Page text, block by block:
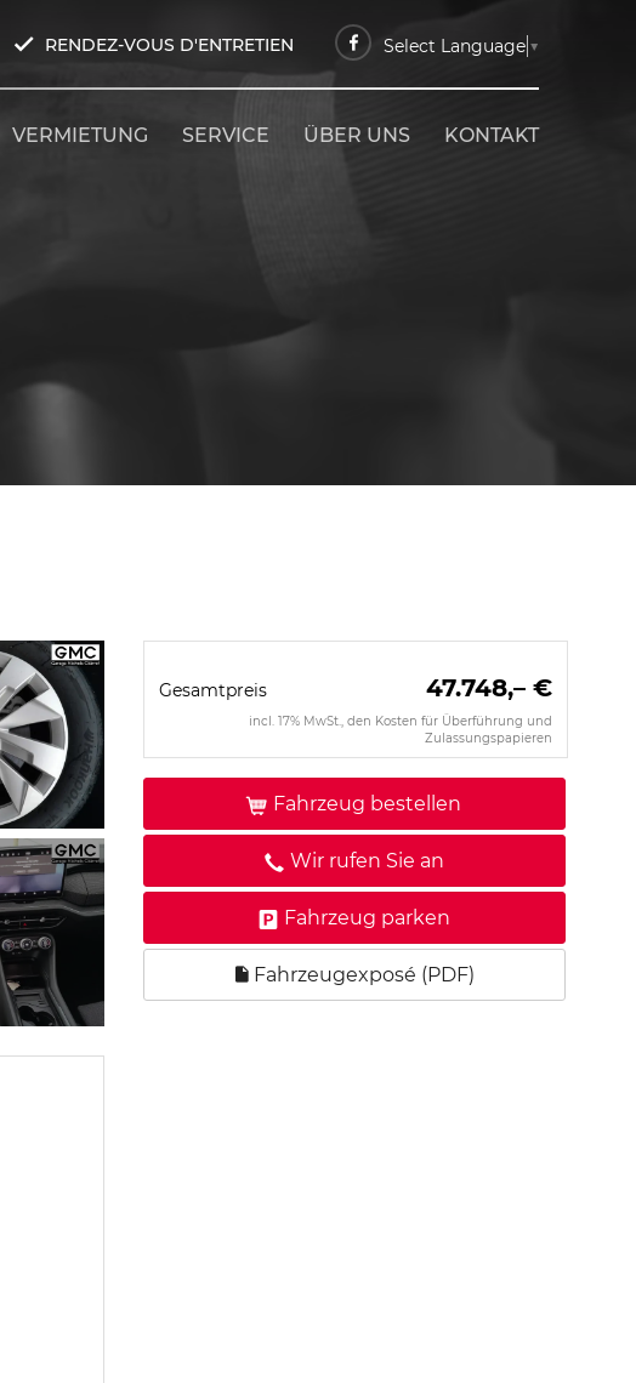
RENDEZ-VOUS D'ENTRETIEN Select Language ▼
VERMIETUNG SERVICE ÜBER UNS KONTAKT
Gesamtpreis 47.748,– €
incl. 17% MwSt., den Kosten für Überführung und
Zulassungspapieren
Fahrzeug bestellen
Wir rufen Sie an
Fahrzeug parken
Fahrzeugexposé (PDF)